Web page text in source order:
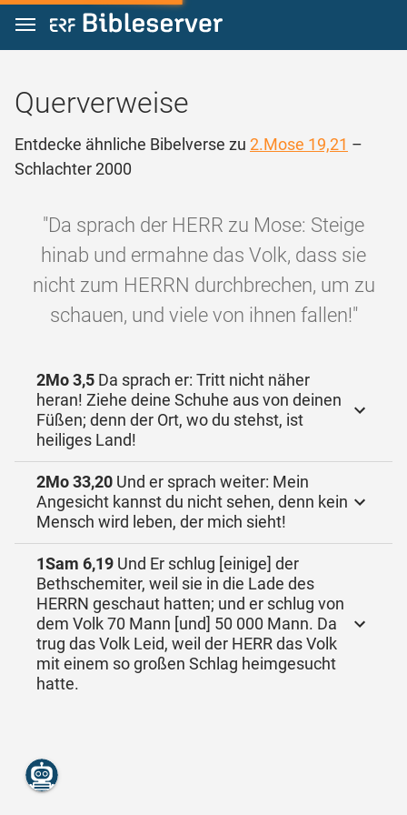
Zum Inhalt springen
Querverweise
Entdecke ähnliche Bibelverse zu 2.Mose 19,21 –
Schlachter 2000
"Da sprach der HERR zu Mose: Steige
hinab und ermahne das Volk, dass sie
nicht zum HERRN durchbrechen, um zu
schauen, und viele von ihnen fallen!"
2Mo 3,5 Da sprach er: Tritt nicht näher
heran! Ziehe deine Schuhe aus von deinen
Füßen; denn der Ort, wo du stehst, ist
heiliges Land!
2Mo 33,20 Und er sprach weiter: Mein
Angesicht kannst du nicht sehen, denn kein
Mensch wird leben, der mich sieht!
1Sam 6,19 Und Er schlug [einige] der
Bethschemiter, weil sie in die Lade des
HERRN geschaut hatten; und er schlug von
dem Volk 70 Mann [und] 50 000 Mann. Da
trug das Volk Leid, weil der HERR das Volk
mit einem so großen Schlag heimgesucht
hatte.